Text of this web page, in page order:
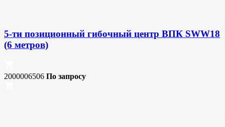
5-ти позиционный гибочный центр ВПК SWW18
(6 метров)
2000006506 По запросу